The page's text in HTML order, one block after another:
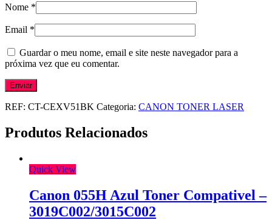
Nome *
Email *
Guardar o meu nome, email e site neste navegador para a
próxima vez que eu comentar.
REF: CT-CEXV51BK Categoria: CANON TONER LASER
Produtos Relacionados
Quick View
Canon 055H Azul Toner Compativel –
3019C002/3015C002